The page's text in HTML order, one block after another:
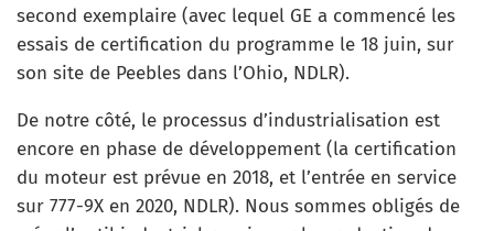
second exemplaire (avec lequel GE a commencé les
essais de certification du programme le 18 juin, sur
son site de Peebles dans l’Ohio, NDLR).
De notre côté, le processus d’industrialisation est
encore en phase de développement (la certification
du moteur est prévue en 2018, et l’entrée en service
sur 777-9X en 2020, NDLR). Nous sommes obligés de